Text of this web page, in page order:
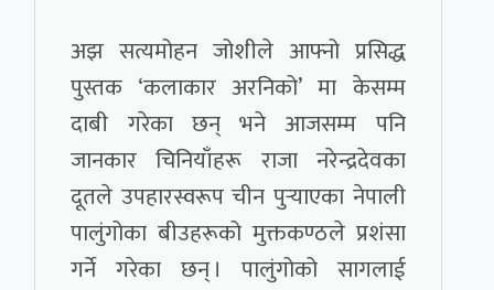
अझ सत्यमोहन जोशीले आफ्नो प्रसिद्ध
पुस्तक ‘कलाकार अरनिको’ मा केसम्म
दाबी गरेका छन् भने आजसम्म पनि
जानकार चिनियाँहरू राजा नरेन्द्रदेवका
दूतले उपहारस्वरूप चीन पुर्‍याएका नेपाली
पालुंगोका बीउहरूको मुक्तकण्ठले प्रशंसा
गर्ने गरेका छन् । पालुंगोको सागलाई